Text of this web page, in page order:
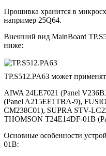
Прошивка хранится в
например 25Q64.
Внешний вид MainBoard
ниже:
TP.S512.PA63 может
AIWA 24LE7021 (Panel
(Panel A215EE1TBA-9),
CM238C01), SUPRA STV-
THOMSON T24E14DF-01B
Основные особенности
01B: